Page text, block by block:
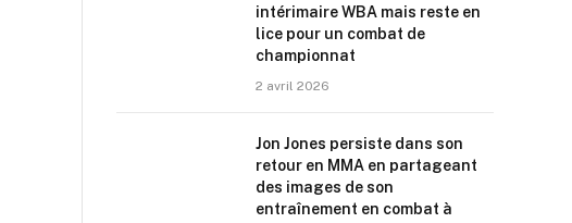
intérimaire WBA mais reste en
lice pour un combat de
championnat
2 avril 2026
Jon Jones persiste dans son
retour en MMA en partageant
des images de son
entraînement en combat à